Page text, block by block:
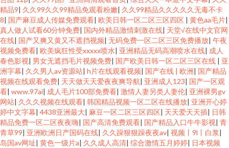
精品9| 久久99久久99精品免观看粉嫩| 久久99精品久久久久久无毒不卡
8| 国产麻豆成人传媒免费观看| 欧美日韩一区二区三区四区 | 黄色aa毛片|
真人做人试看60分钟免费| 国内外精品激情刺激在线| 天堂√在线中文官网
在线| 国产又爽又黄又不遮挡视频| 无码免费一区二区三区免费播放| 午夜
视频免费看| 欧美疯狂性受xxxxx喷水| 亚洲精品无码高潮喷水在线| 成人
春色影视| 男女无遮挡毛片视频免费| 国产欧美日韩一区二区三区在线 | 亚
洲字幕| 久久男人av资源站| h片在线观看视频| 国产在线 | 欧洲| 国产精品
视频在线观看免费| 天天做天天爱夜夜爽导航| 亚洲成人123| 国产一区观
看| www.97ai| 成人毛片100部免费看| 激情人妻另类人妻伦| 亚洲裸男gv
网站| 久久久视频在线观看| 韩国精品视频一区二区在线播放| 亚洲开心婷
婷中文字幕| 4438亚洲最大| 麻豆一区二区三区四区| 天天爱天天插| 日韩
精品免费一区二区夜夜嗨| 国产高清免费观看| 国产精品入口牛牛影视| 青
青草99| 亚洲欧洲日产国码在线| 久久躁狠狠躁夜夜av| 视频丨9l丨白浆|
岛国av网址| 黄色一级片a| 久久成人高清| 综合激情五月婷婷| 日本视频